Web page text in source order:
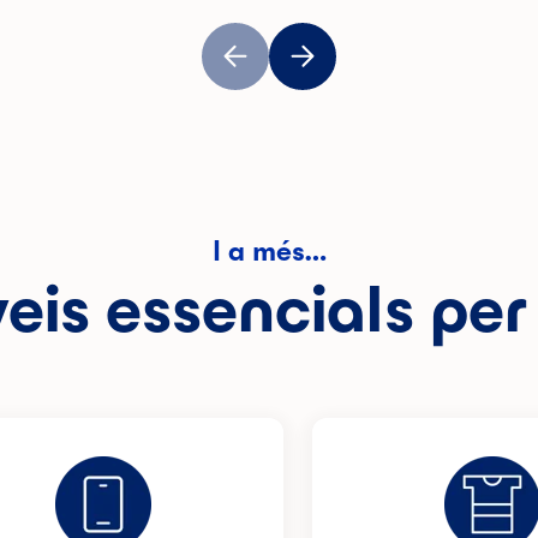
I a més…
essencials